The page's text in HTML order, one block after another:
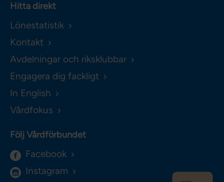
Hitta direkt
Lönestatistik
Kontakt
Avdelningar och riksklubbar
Engagera dig fackligt
In English
Vårdfokus
Följ Vårdförbundet
Facebook
Instagram